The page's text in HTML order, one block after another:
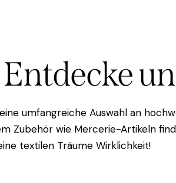
umfangreiche Auswahl an
Zubehör wie Mercerie-Artikeln
textilen Träume Wirklichkeit!